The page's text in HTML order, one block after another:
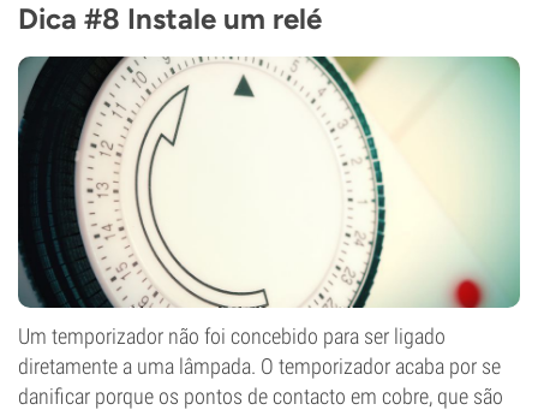
Dica #8 Instale um relé
Um temporizador não foi concebido para ser ligado
diretamente a uma lâmpada. O temporizador acaba por se
danificar porque os pontos de contacto em cobre, que são